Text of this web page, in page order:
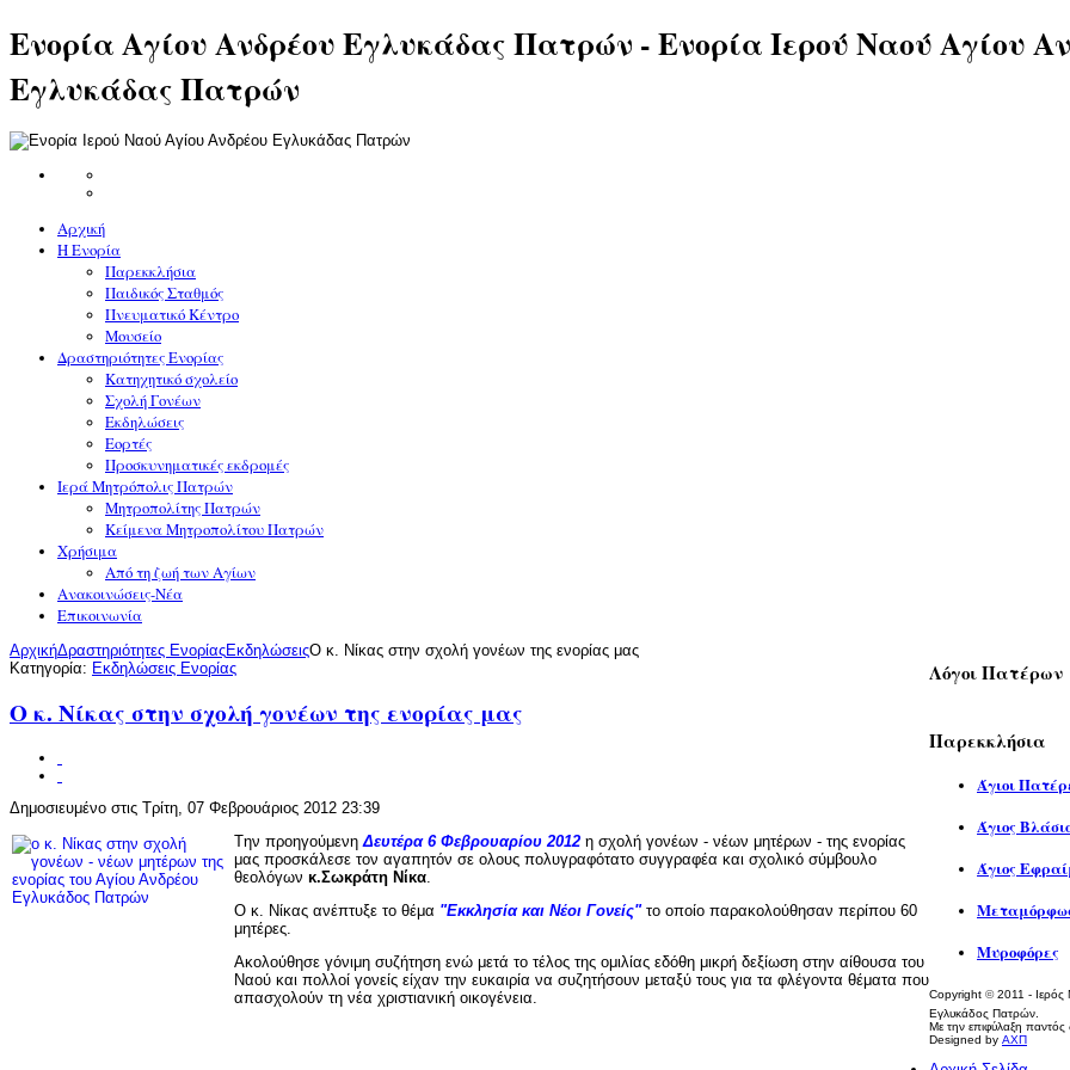
Ενορία Αγίου Ανδρέου Εγλυκάδας Πατρών - Ενορία Ιερού Ναού Αγίου
Εγλυκάδας Πατρών
Αρχική
Η Ενορία
Παρεκκλήσια
Παιδικός Σταθμός
Πνευματικό Κέντρο
Μουσείο
Δραστηριότητες Ενορίας
Κατηχητικό σχολείο
Σχολή Γονέων
Εκδηλώσεις
Εορτές
Προσκυνηματικές εκδρομές
Ιερά Μητρόπολις Πατρών
Μητροπολίτης Πατρών
Κείμενα Μητροπολίτου Πατρών
Χρήσιμα
Από τη ζωή των Αγίων
Ανακοινώσεις-Νέα
Επικοινωνία
ΑρχικήΔραστηριότητες ΕνορίαςΕκδηλώσειςΟ κ. Νίκας στην σχολή γονέων της ενορίας μας
Κατηγορία: Εκδηλώσεις Ενορίας
Ο κ. Νίκας στην σχολή γονέων της ενορίας μας
Δημοσιευμένο στις Τρίτη, 07 Φεβρουάριος 2012 23:39
Tην προηγούμενηΔευτέρα 6 Φεβρουαρίου 2012 η σχολή γονέων - νέων μητέρων - της ενορίας
μας προσκάλεσε τον αγαπητόν σε ολους πολυγραφότατο συγγραφέα και σχολικό σύμβουλο
θεολόγων κ.Σωκράτη Νίκα.
Ο κ. Νίκας ανέπτυξε το θέμα "Εκκλησία και Νέοι Γονείς"το οποίο παρακολούθησαν περίπου 60
μητέρες.
Ακολούθησε γόνιμη συζήτηση ενώ μετά το τέλος της ομιλίας εδόθη μικρή δεξίωση στην αίθουσα του
Ναού και πολλοί γονείς είχαν την ευκαιρία να συζητήσουν μεταξύ τους για τα φλέγοντα θέματα που
απασχολούν τη νέα χριστιανική οικογένεια.
Λόγοι Πατέρων
Παρεκκλήσια
Άγιοι
Άγιος
Άγιος
Μυροφόρες
Copyright ©2011 - Ιερός
Εγλυκάδος Πατρών.
Με την επιφύλαξη παντός
Designed by ΑΧΠ